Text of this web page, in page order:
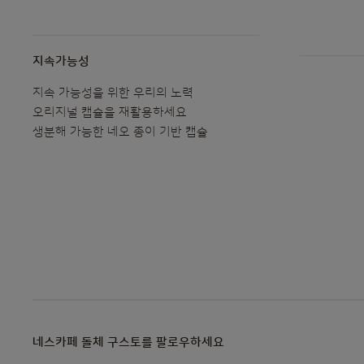
지속가능성
지속 가능성을 위한 우리의 노력
오리지널 캡슐을 재활용하세요
생분해 가능한 네오 종이 기반 캡슐
네스카페 돌체 구스토를 팔로우하세요